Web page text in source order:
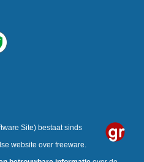
Site) bestaat sinds
website over freeware.